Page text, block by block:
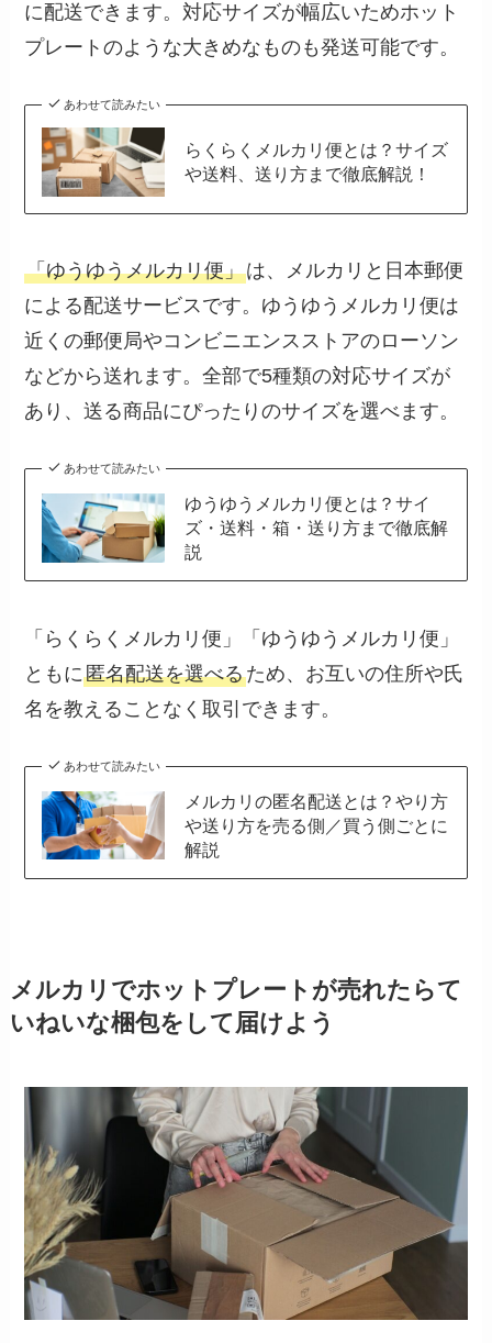
に配送できます。対応サイズが幅広いためホット
プレートのような大きめなものも発送可能です。
あわせて読みたい
らくらくメルカリ便とは？サイズ
や送料、送り方まで徹底解説！
「ゆうゆうメルカリ便」は、メルカリと日本郵便
による配送サービスです。ゆうゆうメルカリ便は
近くの郵便局やコンビニエンスストアのローソン
などから送れます。全部で5種類の対応サイズが
あり、送る商品にぴったりのサイズを選べます。
あわせて読みたい
ゆうゆうメルカリ便とは？サイ
ズ・送料・箱・送り方まで徹底解
説
「らくらくメルカリ便」「ゆうゆうメルカリ便」
ともに匿名配送を選べるため、お互いの住所や氏
名を教えることなく取引できます。
あわせて読みたい
メルカリの匿名配送とは？やり方
や送り方を売る側／買う側ごとに
解説
メルカリでホットプレートが売れたらて
いねいな梱包をして届けよう